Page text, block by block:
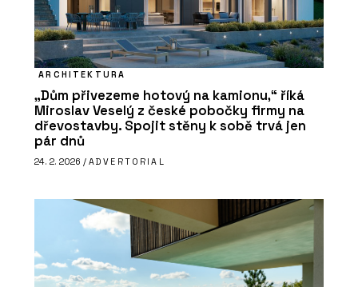
ARCHITEKTURA
„Dům přivezeme hotový na kamionu,“ říká
Miroslav Veselý z české pobočky firmy na
dřevostavby. Spojit stěny k sobě trvá jen
pár dnů
24. 2. 2026 / ADVERTORIAL